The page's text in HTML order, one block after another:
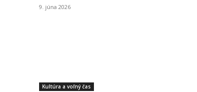
9. júna 2026
Kultúra a voľný čas